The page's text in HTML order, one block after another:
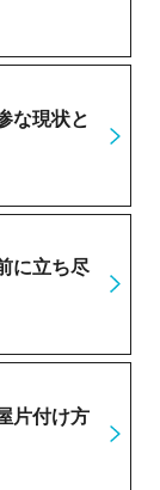
な現状と
に立ち尽
片付け方